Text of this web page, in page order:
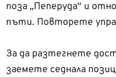
поза „Пеперуда“ и
пъти. Повторете
За да разтегнете
заемете седнала